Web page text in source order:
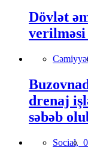
Dövlət
verilməsi
drenaj
səbəb
Social,